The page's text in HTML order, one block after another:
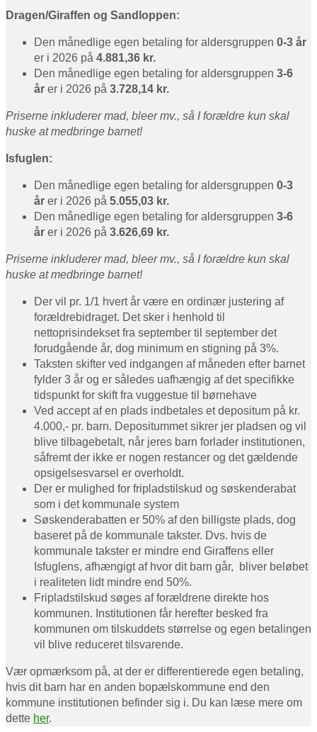
Dragen/Giraffen og Sandloppen:
Den månedlige egen betaling for aldersgruppen 0-3 år
er i 2026 på 4.881,36 kr.
Den månedlige egen betaling for aldersgruppen 3-6
år er i 2026 på 3.728,14 kr.
Priserne inkluderer mad, bleer mv., så I forældre kun skal
huske at medbringe barnet!
Isfuglen:
Den månedlige egen betaling for aldersgruppen 0-3
år er i 2026 på 5.055,03 kr.
Den månedlige egen betaling for aldersgruppen 3-6
år er i 2026 på 3.626,69 kr.
Priserne inkluderer mad, bleer mv., så I forældre kun skal
huske at medbringe barnet!
Der vil pr. 1/1 hvert år være en ordinær justering af
forældrebidraget. Det sker i henhold til
nettoprisindekset fra september til september det
forudgående år, dog minimum en stigning på 3%.
Taksten skifter ved indgangen af måneden efter barnet
fylder 3 år og er således uafhængig af det specifikke
tidspunkt for skift fra vuggestue til børnehave
Ved accept af en plads indbetales et depositum på kr.
4.000,- pr. barn. Depositummet sikrer jer pladsen og vil
blive tilbagebetalt, når jeres barn forlader institutionen,
såfremt der ikke er nogen restancer og det gældende
opsigelsesvarsel er overholdt.
Der er mulighed for fripladstilskud og søskenderabat
som i det kommunale system
Søskenderabatten er 50% af den billigste plads, dog
baseret på de kommunale takster. Dvs. hvis de
kommunale takster er mindre end Giraffens eller
Isfuglens, afhængigt af hvor dit barn går, bliver beløbet
i realiteten lidt mindre end 50%.
Fripladstilskud søges af forældrene direkte hos
kommunen. Institutionen får herefter besked fra
kommunen om tilskuddets størrelse og egen betalingen
vil blive reduceret tilsvarende.
Vær opmærksom på, at der er differentierede egen betaling,
hvis dit barn har en anden bopælskommune end den
kommune institutionen befinder sig i. Du kan læse mere om
dette her.